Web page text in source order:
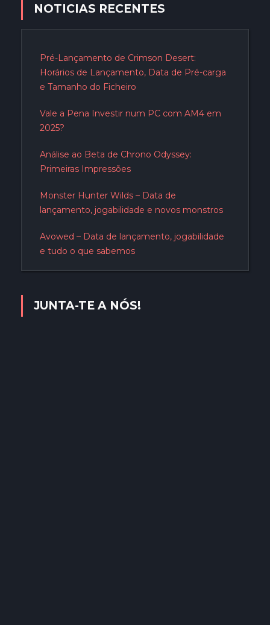
NOTICIAS RECENTES
Pré-Lançamento de Crimson Desert:
Horários de Lançamento, Data de Pré-carga
e Tamanho do Ficheiro
Vale a Pena Investir num PC com AM4 em
2025?
Análise ao Beta de Chrono Odyssey:
Primeiras Impressões
Monster Hunter Wilds – Data de
lançamento, jogabilidade e novos monstros
Avowed – Data de lançamento, jogabilidade
e tudo o que sabemos
JUNTA-TE A NÓS!